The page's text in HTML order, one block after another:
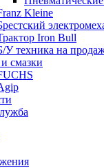
Kleine
Iron Bull
У техника на
смазки